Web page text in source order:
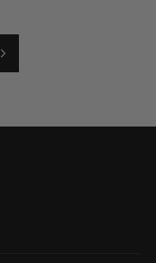
Nächste